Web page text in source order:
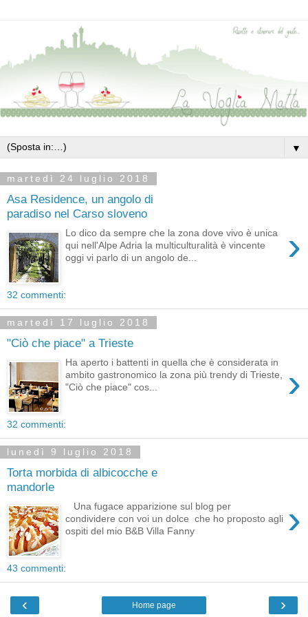
▼
martedì 24 luglio 2018
Asa Residence, un angolo di
paradiso nel Carso sloveno
›
Lo dico da sempre che la zona dove vivo è unica
qui nell'Alpe Adria la multiculturalità è vincente
oggi vi parlo di un angolo de...
32 commenti:
martedì 17 luglio 2018
"Ciò che piace" a Trieste
›
Ha aperto i battenti in quella che è considerata in
ambito gastronomico la zona più trendy di Trieste,
"Ciò che piace" cos...
32 commenti:
lunedì 9 luglio 2018
Torta morbida di albicocche e
mandorle
›
Una fugace apparizione sul blog per
condividere con voi un dolce che ho proposto agli
ospiti del mio B&B Villa Fanny
43 commenti:
‹ ›
Home page